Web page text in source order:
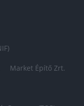
Market Építő Zrt.